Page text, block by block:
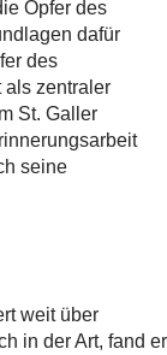
Opfer des
dafür
des
als zentraler
St. Galler
seine
weit über
in der Art, fand er